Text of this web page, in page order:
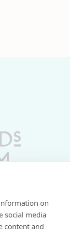
on
social media
content and